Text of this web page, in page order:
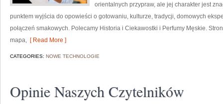
orientalnych przypraw, ale jej charakter jest
punktem wyjścia do opowieści o gotowaniu, kulturze, tradycji, domowych
połączeń smakowych. Polecamy Historia i Ciekawostki i Perfumy Męskie.
mapa, [ Read More ]
CATEGORIES: NOWE TECHNOLOGIE
Opinie Naszych Czytelników